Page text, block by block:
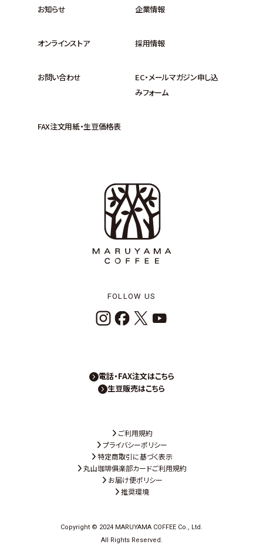
お知らせ 企業情報
オンラインストア 採用情報
お問い合わせ
EC・メールマガジン申し込
みフォーム
FAX注文用紙・生豆価格表
FOLLOW US
電話・FAX注文はこちら
生豆販売はこちら
ご利用規約
プライバシーポリシー
特定商取引に基づく表示
丸山珈琲俱楽部カードご利用規約
お届け便ポリシー
推奨環境
Copyright © 2024 MARUYAMA COFFEE Co., Ltd.
All Rights Reserved.